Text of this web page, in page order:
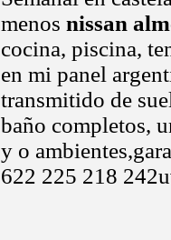
menos nissan
cocina, piscina,
en mi panel
transmitido de
baño completos,
y o
622 225 218